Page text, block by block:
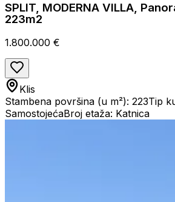
SPLIT, MODERNA VILLA,
223m2
1.800.000 €
Klis
Stambena površina (u m²): 223Tip
SamostojećaBroj etaža: Katnica